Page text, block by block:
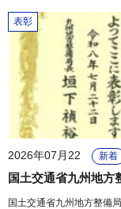
表彰
2026年07月22 新着
国土交通省九州地方